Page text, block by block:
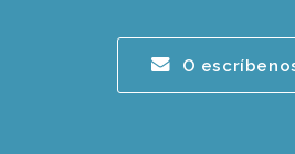
O